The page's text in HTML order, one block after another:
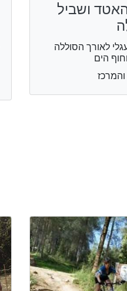
ושביל
לאורך הסוללה
הים